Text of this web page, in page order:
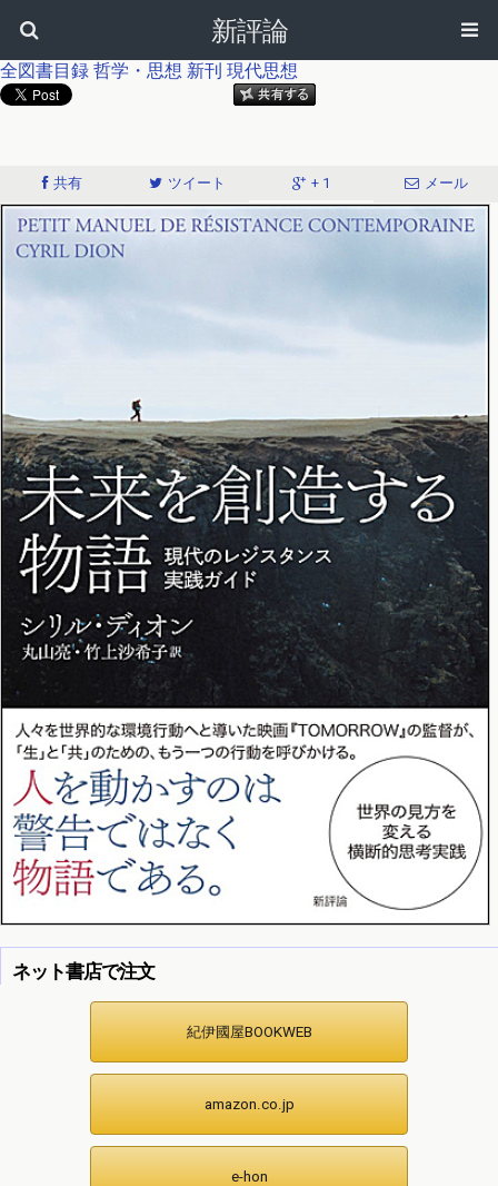
新評論
全図書目録 哲学・思想 新刊 現代思想
共有 ツイート + 1 メール
ネット書店で注文
紀伊國屋BOOKWEB
amazon.co.jp
e-hon